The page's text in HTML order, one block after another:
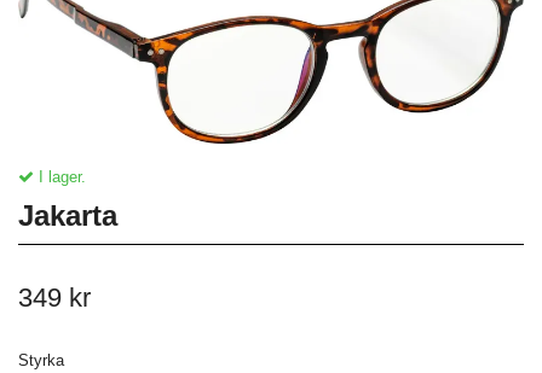
I lager.
Jakarta
349 kr
Styrka